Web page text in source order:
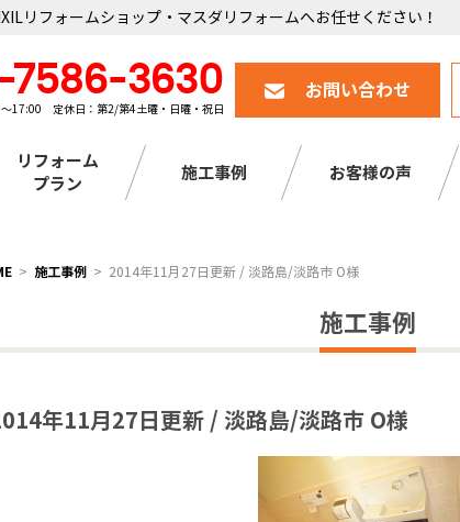
リフォームショップ・マスダリフォームへお任せください！
7586-3630
17:00 定休日：第2/第4土曜・日曜・祝日
お問い合わせ
リフォーム
プラン
施工事例 お客様の声
施工事例 2014年11月27日更新 / 淡路島/淡路市 O様
施工事例
年11月27日更新 / 淡路島/淡路市 O様